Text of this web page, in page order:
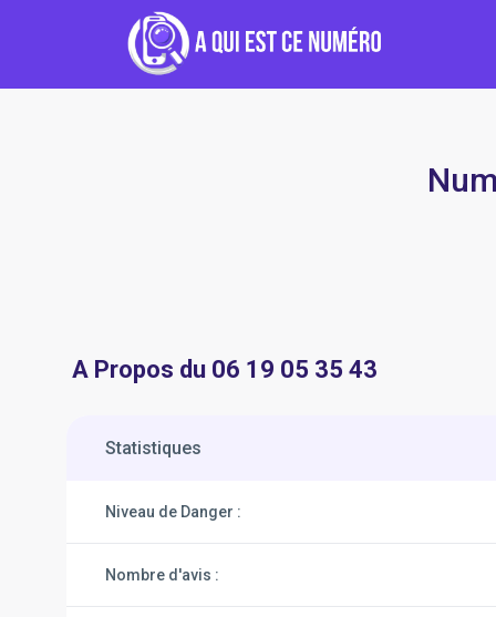
A Propos du 06 19 05 35 43
Statistiques
Niveau de Danger :
Nombre d'avis :